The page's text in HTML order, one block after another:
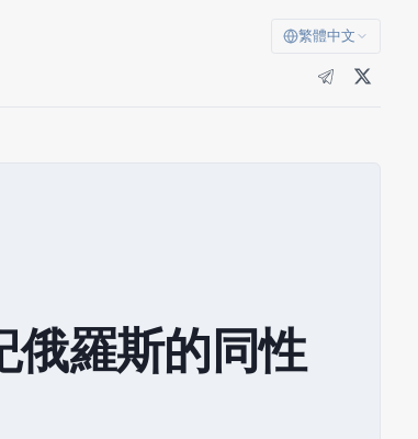
繁體中文
俄羅斯的同性